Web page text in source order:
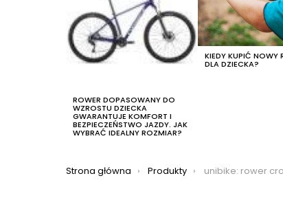
ROWER DOPASOWANY DO
WZROSTU DZIECKA
GWARANTUJE KOMFORT I
BEZPIECZEŃSTWO JAZDY. JAK
WYBRAĆ IDEALNY ROZMIAR?
KIEDY KUPIĆ NOWY
DLA DZIECKA?
Jesteś tutaj:
Strona główna Produkty unibike: rower crossowy unibike flash